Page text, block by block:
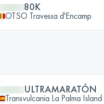
80K
OTSO Travessa d'Encamp
ULTRAMARATÓN
Transvulcania La Palma Island